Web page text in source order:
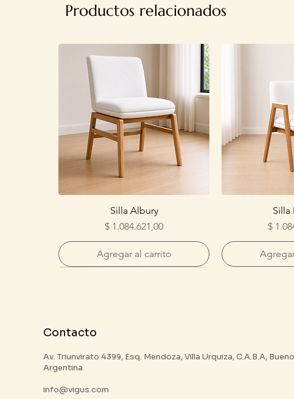
Productos relacionados
Silla Albury
Precio
$ 1.084.621,00
Agregar al carrito
Silla
Precio
$
Contacto
Av. Triunvirato 4399, Esq. Mendoza, Villa Urquiza, C.A.B.A,
Argentina
info@vigus.com